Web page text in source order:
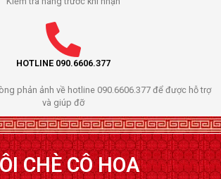
HOTLINE 090.6606.377
phản ảnh về hotline 090.6606.377 để được hỗ trợ
và giúp đỡ
CHÈ CÔ HOA